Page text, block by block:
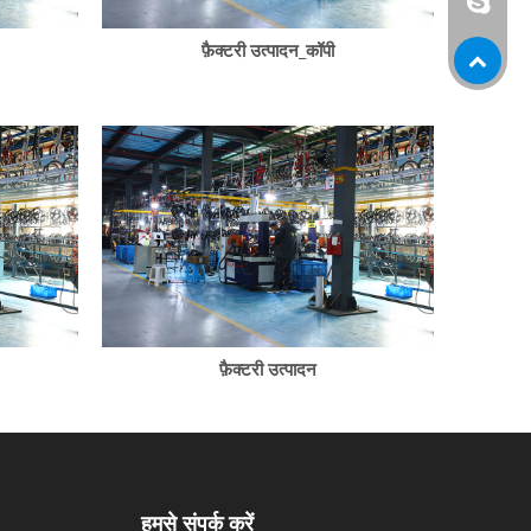
फ़ैक्टरी उत्पादन_कॉपी
फ़ैक्टरी उत्पादन
हमसे संपर्क करें
WeChat